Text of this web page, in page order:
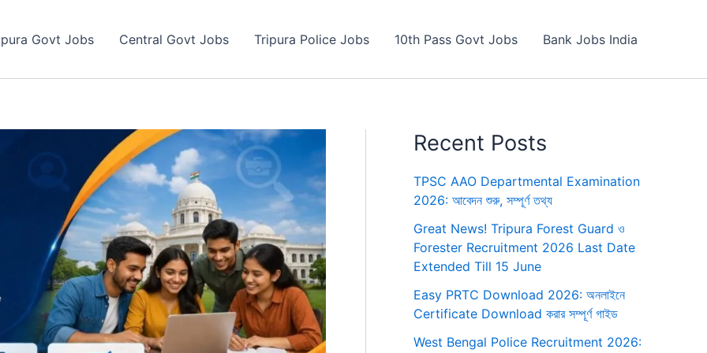
Govt Jobs Central Govt Jobs Tripura Police Jobs 10th Pass Govt Jobs Bank Jobs India
Recent Posts
TPSC AAO Departmental Examination
2026: আবেদন শুরু, সম্পূর্ণ তথ্য
Great News! Tripura Forest Guard ও
Forester Recruitment 2026 Last Date
Extended Till 15 June
Easy PRTC Download 2026: অনলাইনে
Certificate Download করার সম্পূর্ণ গাইড
West Bengal Police Recruitment 2026: